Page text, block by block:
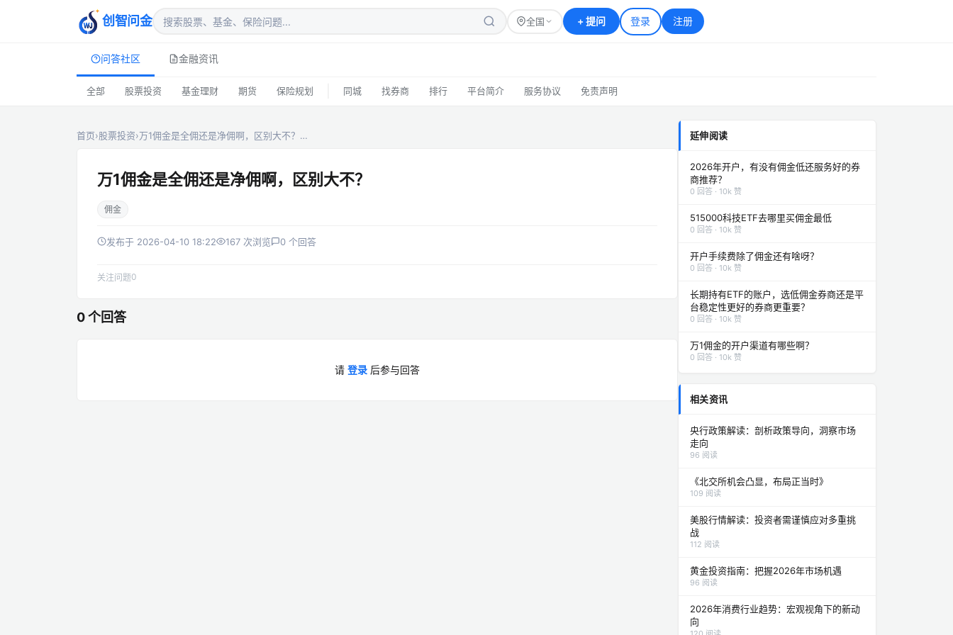
创智问金 全国 +提问 登录 注册
问答社区 金融资讯
全部 股票投资 基金理财 期货 保险规划 同城 找券商 排行 平台简介 服务协议 免责声明
首页›股票投资›万1佣金是全佣还是净佣啊，区别大不？…
万1佣金是全佣还是净佣啊，区别大不？
佣金
发布于 2026-04-10 18:22 167 次浏览 0 个回答
关注问题0
0 个回答
请 登录 后参与回答
延伸阅读
2026年开户，有没有佣金低还服务好的券
商推荐？
0 回答 · 10k 赞
515000科技ETF去哪里买佣金最低
0 回答 · 10k 赞
开户手续费除了佣金还有啥呀？
0 回答 · 10k 赞
长期持有ETF的账户，选低佣金券商还是平
台稳定性更好的券商更重要？
0 回答 · 10k 赞
万1佣金的开户渠道有哪些啊？
0 回答 · 10k 赞
相关资讯
央行政策解读：剖析政策导向，洞察市场
走向
96 阅读
《北交所机会凸显，布局正当时》
109 阅读
美股行情解读：投资者需谨慎应对多重挑
战
112 阅读
黄金投资指南：把握2026年市场机遇
96 阅读
2026年消费行业趋势：宏观视角下的新动
向